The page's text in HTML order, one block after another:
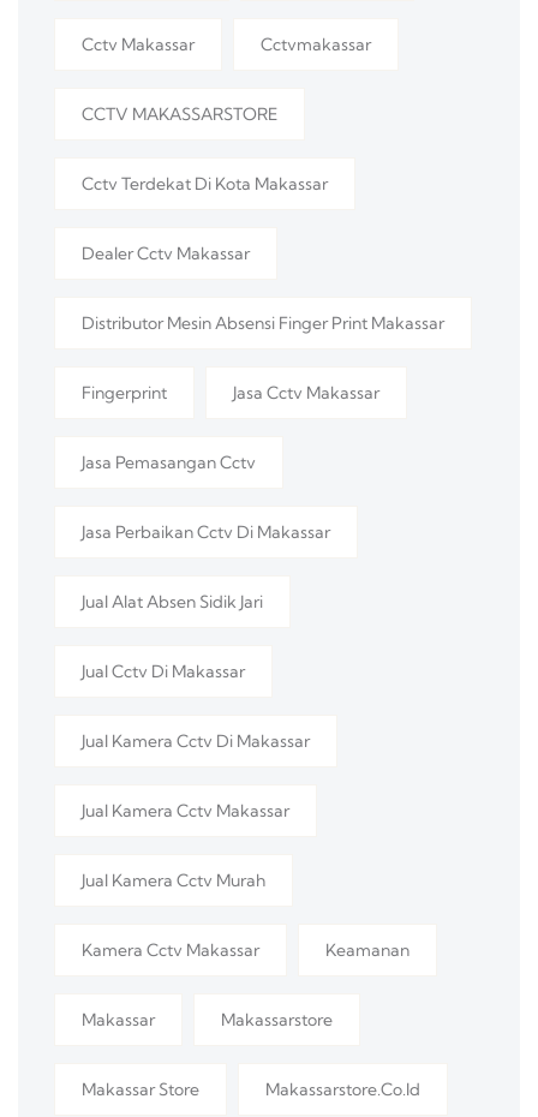
Cctv Makassar Cctvmakassar
CCTV MAKASSARSTORE
Cctv Terdekat Di Kota Makassar
Dealer Cctv Makassar
Distributor Mesin Absensi Finger Print Makassar
Fingerprint Jasa Cctv Makassar
Jasa Pemasangan Cctv
Jasa Perbaikan Cctv Di Makassar
Jual Alat Absen Sidik Jari
Jual Cctv Di Makassar
Jual Kamera Cctv Di Makassar
Jual Kamera Cctv Makassar
Jual Kamera Cctv Murah
Kamera Cctv Makassar Keamanan
Makassar Makassarstore
Makassar Store Makassarstore.co.id